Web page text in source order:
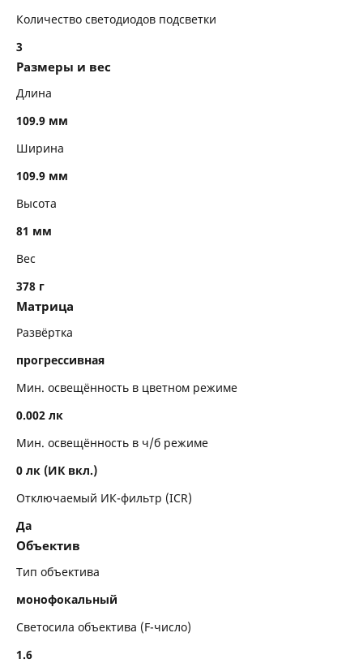
Количество светодиодов подсветки
3
Размеры и вес
Длина
109.9 мм
Ширина
109.9 мм
Высота
81 мм
Вес
378 г
Матрица
Развёртка
прогрессивная
Мин. освещённость в цветном режиме
0.002 лк
Мин. освещённость в ч/б режиме
0 лк (ИК вкл.)
Отключаемый ИК-фильтр (ICR)
Да
Объектив
Тип объектива
монофокальный
Светосила объектива (F-число)
1.6